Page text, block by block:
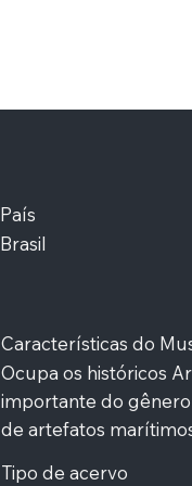
País
Brasil
Características do
Ocupa os históricos
importante do
de artefatos
Tipo de acervo